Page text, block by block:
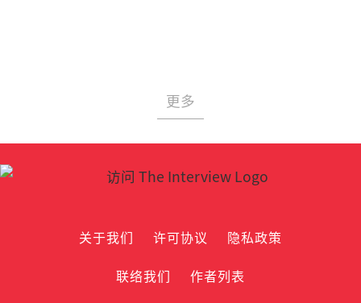
更多
关于我们 许可协议
隐私政策
联络我们
作者列表